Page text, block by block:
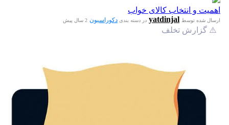
اهمیت و انتخاب‌ کالای خواب
ارسال شده توسط yatdinjal در دسته بندی دکوراسیون 2 سال پیش
⚠️ گزارش تخلف